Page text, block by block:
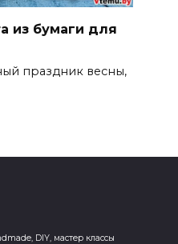
из бумаги для
праздник весны,
DIY, мастер классы